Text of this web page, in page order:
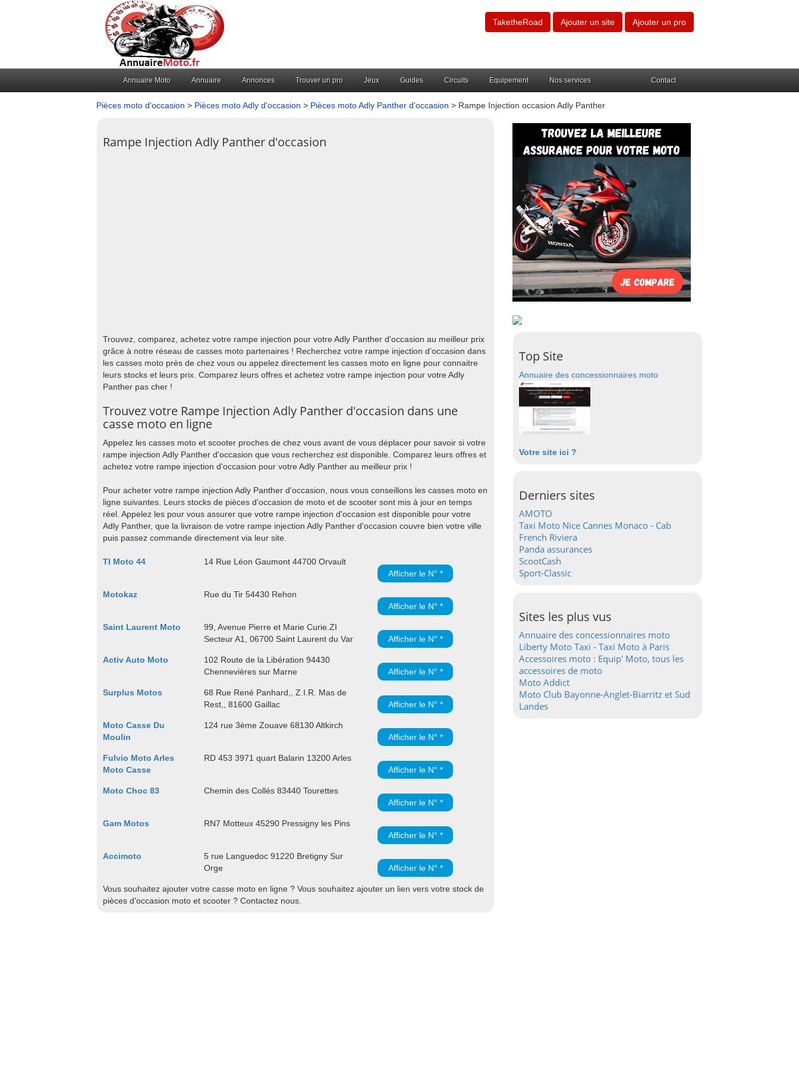
TaketheRoad Ajouter un site Ajouter un pro
Annuaire Moto Annuaire Annonces Trouver un pro Jeux Guides Circuits Equipement Nos services Contact
Pièces moto d'occasion > Pièces moto Adly d'occasion > Pièces moto Adly Panther d'occasion > Rampe Injection occasion Adly Panther
Rampe Injection Adly Panther d'occasion
Trouvez, comparez, achetez votre rampe injection pour votre Adly Panther d'occasion au meilleur prix
grâce à notre réseau de casses moto partenaires ! Recherchez votre rampe injection d'occasion dans
les casses moto près de chez vous ou appelez directement les casses moto en ligne pour connaitre
leurs stocks et leurs prix. Comparez leurs offres et achetez votre rampe injection pour votre Adly
Panther pas cher !
Trouvez votre Rampe Injection Adly Panther d'occasion dans une
casse moto en ligne
Appelez les casses moto et scooter proches de chez vous avant de vous déplacer pour savoir si votre
rampe injection Adly Panther d'occasion que vous recherchez est disponible. Comparez leurs offres et
achetez votre rampe injection d'occasion pour votre Adly Panther au meilleur prix !
Pour acheter votre rampe injection Adly Panther d'occasion, nous vous conseillons les casses moto en
ligne suivantes. Leurs stocks de pièces d'occasion de moto et de scooter sont mis à jour en temps
réel. Appelez les pour vous assurer que votre rampe injection d'occasion est disponible pour votre
Adly Panther, que la livraison de votre rampe injection Adly Panther d'occasion couvre bien votre ville
puis passez commande directement via leur site.
TI Moto 44
14 Rue Léon Gaumont 44700 Orvault
Afficher le N° *
Motokaz
Rue du Tir 54430 Rehon
Afficher le N° *
Saint Laurent Moto
99, Avenue Pierre et Marie Curie.ZI
Secteur A1, 06700 Saint Laurent du Var
Afficher le N° *
Activ Auto Moto
102 Route de la Libération 94430
Chennevières sur Marne
Afficher le N° *
Surplus Motos
68 Rue René Panhard,, Z.I.R. Mas de
Rest,, 81600 Gaillac
Afficher le N° *
Moto Casse Du
Moulin
124 rue 3ème Zouave 68130 Altkirch
Afficher le N° *
Fulvio Moto Arles
Moto Casse
RD 453 3971 quart Balarin 13200 Arles
Afficher le N° *
Moto Choc 83
Chemin des Collés 83440 Tourettes
Afficher le N° *
Gam Motos
RN7 Motteux 45290 Pressigny les Pins
Afficher le N° *
Accimoto
5 rue Languedoc 91220 Bretigny Sur
Orge
Afficher le N° *
Vous souhaitez ajouter votre casse moto en ligne ? Vous souhaitez ajouter un lien vers votre stock de
pièces d'occasion moto et scooter ? Contactez nous.
Top Site
Annuaire des concessionnaires moto
Votre site ici ?
Derniers sites
AMOTO
Taxi Moto Nice Cannes Monaco - Cab
French Riviera
Panda assurances
ScootCash
Sport-Classic
Sites les plus vus
Annuaire des concessionnaires moto
Liberty Moto Taxi - Taxi Moto à Paris
Accessoires moto : Equip' Moto, tous les
accessoires de moto
Moto Addict
Moto Club Bayonne-Anglet-Biarritz et Sud
Landes